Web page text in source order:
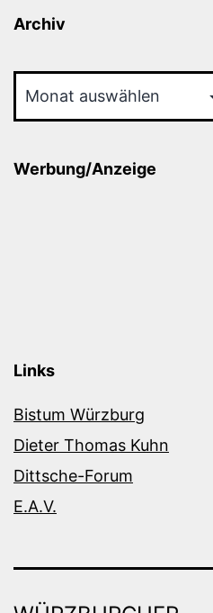
Archiv
Werbung/Anzeige
Links
Bistum Würzburg
Dieter Thomas Kuhn
Dittsche-Forum
E.A.V.